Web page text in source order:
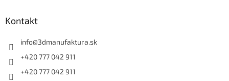
Kontakt
info@3dmanufaktura.sk
+420 777 042 911
+420 777 042 911